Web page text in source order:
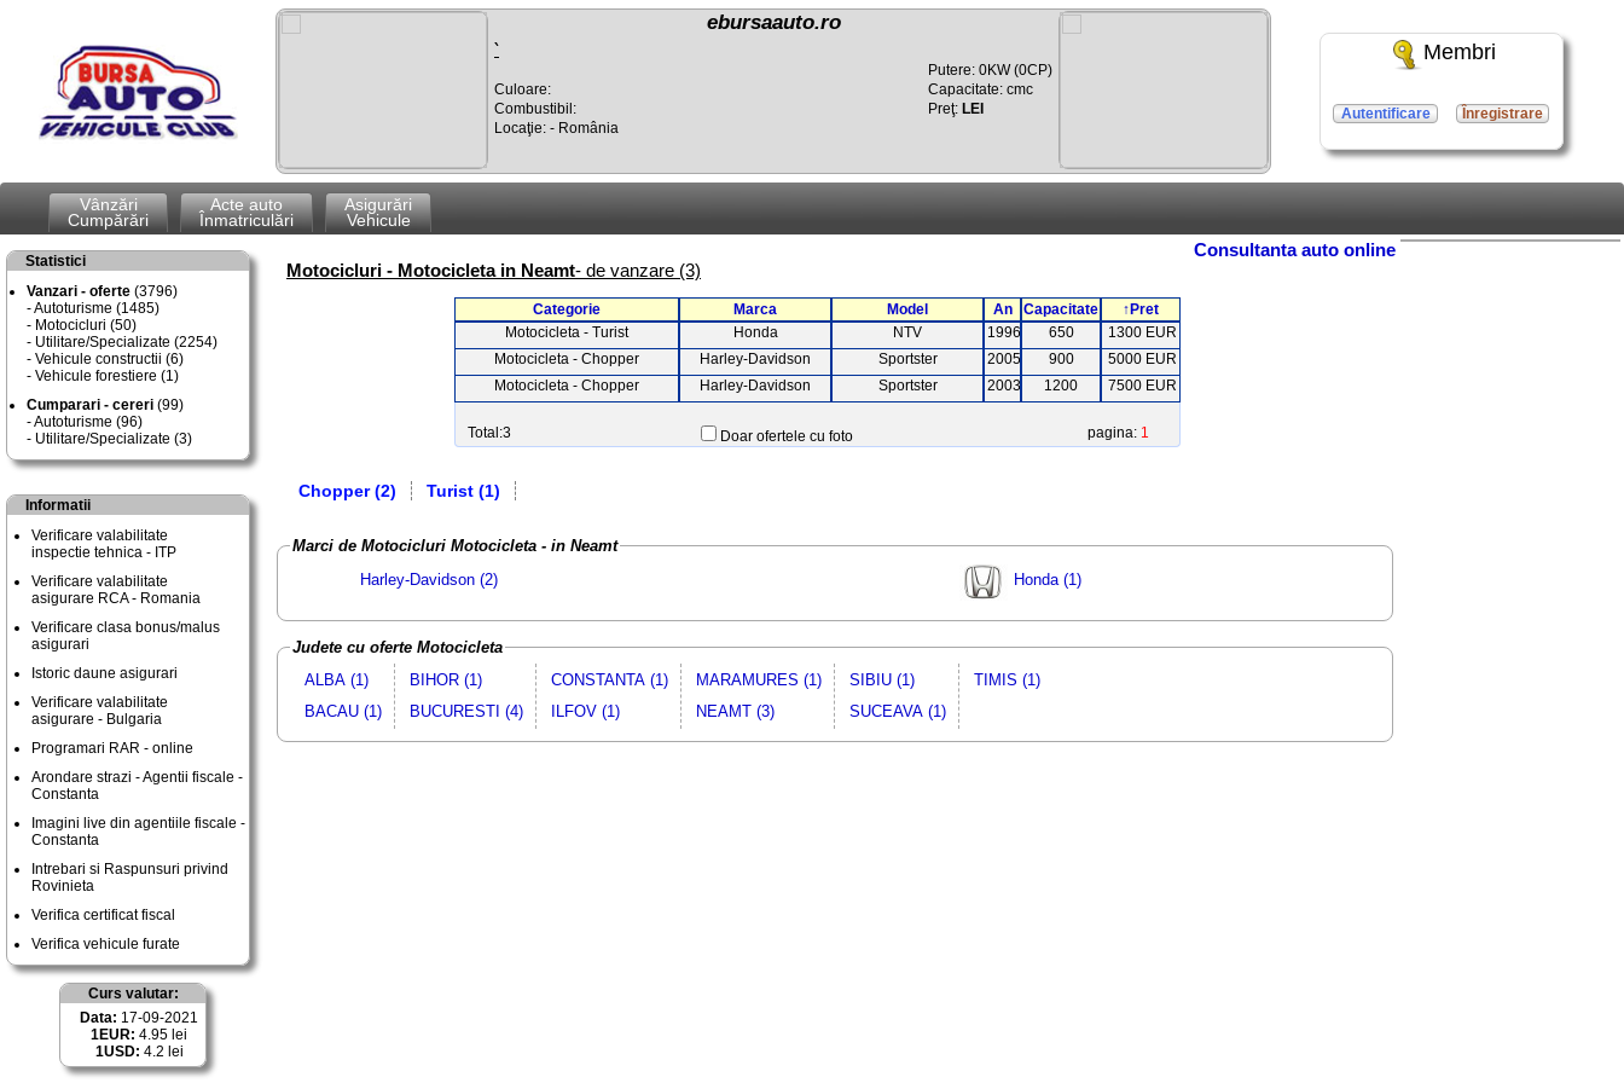
ebursaauto.ro
`
Culoare:
Combustibil:
Locaţie: - România
Putere: 0KW (0CP)
Capacitate: cmc
Preţ: LEI
Membri
Autentificare Înregistrare
Vânzări
Cumpărări
Acte auto
Înmatriculări
Asigurări
Vehicule
Statistici
Vanzari - oferte (3796)
Autoturisme (1485)
Motocicluri (50)
Utilitare/Specializate (2254)
Vehicule constructii (6)
Vehicule forestiere (1)
Cumparari - cereri (99)
Autoturisme (96)
Utilitare/Specializate (3)
Informatii
Verificare valabilitate
inspectie tehnica - ITP
Verificare valabilitate
asigurare RCA - Romania
Verificare clasa bonus/malus
asigurari
Istoric daune asigurari
Verificare valabilitate
asigurare - Bulgaria
Programari RAR - online
Arondare strazi - Agentii fiscale -
Constanta
Imagini live din agentiile fiscale -
Constanta
Intrebari si Raspunsuri privind
Rovinieta
Verifica certificat fiscal
Verifica vehicule furate
Curs valutar:
Data: 17-09-2021
1EUR: 4.95 lei
1USD: 4.2 lei
Consultanta auto online
Motocicluri - Motocicleta in Neamt- de vanzare (3)
Categorie Marca Model An Capacitate
↑Pret
Motocicleta - Turist
Honda NTV 1996 650
1300 EUR
Motocicleta - Chopper
Harley-Davidson Sportster 2005 900
5000 EUR
Motocicleta - Chopper
Harley-Davidson Sportster 2003 1200 7500 EUR
Total:3 Doar ofertele cu foto pagina: 1
Chopper (2) Turist (1)
Marci de Motocicluri Motocicleta - in Neamt
Harley-Davidson (2)
Honda (1)
Judete cu oferte Motocicleta
ALBA (1)
BACAU (1)
BIHOR (1)
BUCURESTI (4)
CONSTANTA (1)
ILFOV (1)
MARAMURES (1)
NEAMT (3)
SIBIU (1)
SUCEAVA (1)
TIMIS (1)